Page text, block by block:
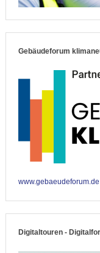
Gebäudeforum
www.gebaeudeforum.de
Digitaltouren -